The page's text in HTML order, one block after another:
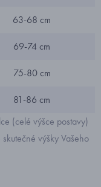
63-68 cm
69-74 cm
75-80 cm
81-86 cm
(celé výšce postavy)
výšky Vašeho